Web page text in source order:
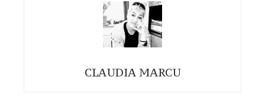
CLAUDIA MARCU